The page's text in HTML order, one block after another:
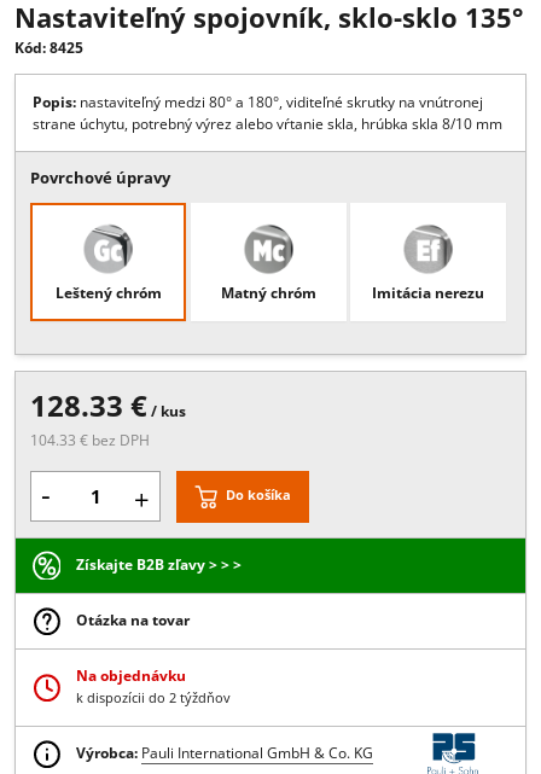
Nastaviteľný spojovník, sklo-sklo
Kód: 8425
Popis:nastaviteľný medzi 80° a 180°, viditeľné skrutky na vnútronej
strane úchytu, potrebný výrez alebo vŕtanie skla, hrúbka skla 8/10
Povrchové úpravy
Leštený chróm
128.33 € / kus
104.33 € bez DPH
- + Do košíka
Získajte B2B zľavy > > >